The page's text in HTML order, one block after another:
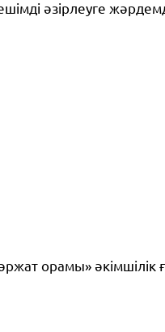
әзірлеуге
орамы» әкімшілік